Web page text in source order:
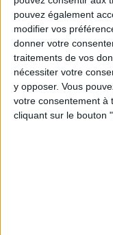
pouvez également
modifier vos
donner votre
traitements de vos
nécessiter votre
y opposer. Vous
votre consentement à
cliquant sur le bouton
LES MEILLEURS